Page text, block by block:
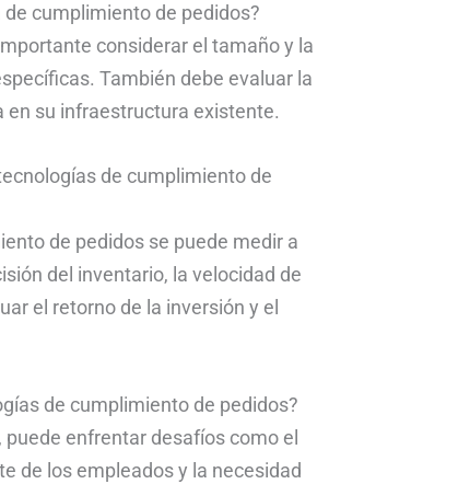
cumplimiento de pedidos?
considerar el tamaño y la
También debe evaluar la
en su infraestructura existente.
de cumplimiento de
de pedidos se puede medir a
del inventario, la velocidad de
el retorno de la inversión y el
de cumplimiento de pedidos?
enfrentar desafíos como el
de los empleados y la necesidad